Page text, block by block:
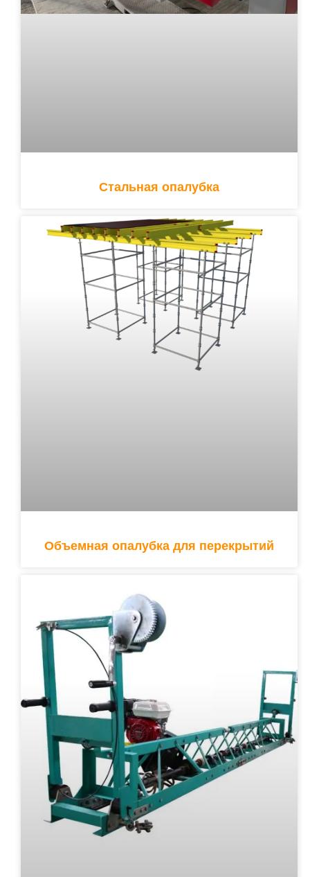
Стальная опалубка
Объемная опалубка для перекрытий